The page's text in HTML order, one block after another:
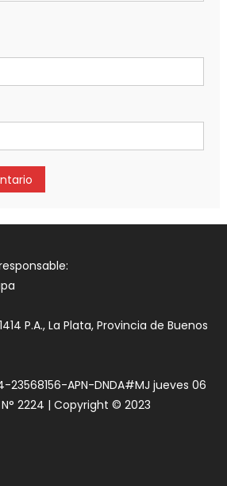
P.A., La Plata, Provincia de Buenos
23568156-APN-DNDA#MJ jueves 06
2224 | Copyright © 2023